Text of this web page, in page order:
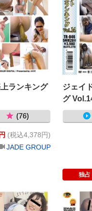
ランキング
(76)
円 (税込4,378円)
JADE GROUP
ジェイ
グ
独占